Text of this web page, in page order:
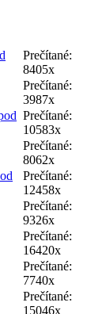
Prečítané:
8405x
Prečítané:
3987x
Prečítané:
10583x
Prečítané:
8062x
Prečítané:
12458x
Prečítané:
9326x
Prečítané:
16420x
Prečítané:
7740x
Prečítané:
15046x